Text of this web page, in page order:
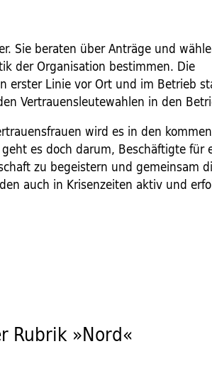
Sie beraten über Anträge und
der Organisation bestimmen. Die
erster Linie vor Ort und im Betrieb
Vertrauensleutewahlen in den
wird es in den
es doch darum, Beschäftigte für
zu begeistern und gemeinsam
auch in Krisenzeiten aktiv und
Rubrik »Nord«